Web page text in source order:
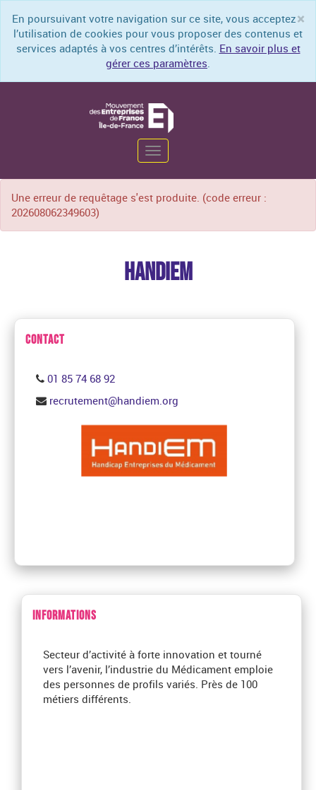
×
En poursuivant votre navigation sur ce site, vous acceptez
l’utilisation de cookies pour vous proposer des contenus et
services adaptés à vos centres d’intérêts. En savoir plus et
gérer ces paramètres.
Toggle
navigation
Une erreur de requêtage s'est produite. (code erreur :
202608062349603)
HANDIEM
CONTACT
01 85 74 68 92
recrutement@handiem.org
INFORMATIONS
Secteur d’activité à forte innovation et tourné
vers l’avenir, l’industrie du Médicament emploie
des personnes de profils variés. Près de 100
métiers différents.